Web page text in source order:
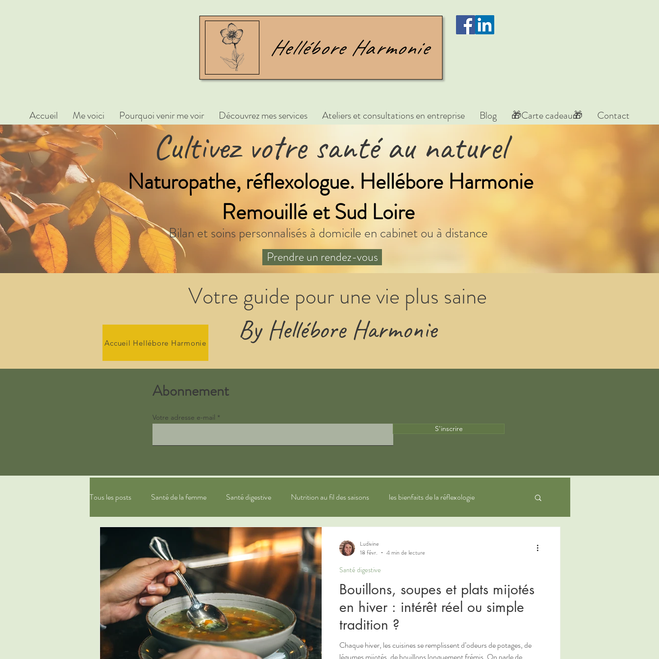
Accueil Me voici Pourquoi venir me voir Découvrez mes services Ateliers et consultations en entreprise Blog 🎁Carte cadeau🎁 Contact
Cultivez votre santé au naturel
Naturopathe, réflexologue. Hellébore Harmonie
Remouillé et Sud Loire
Bilan et soins personnalisés à domicile en cabinet ou à distance
Prendre un rendez-vous
Accueil Hellébore Harmonie
Votre guide pour une vie plus saine
By Hellébore Harmonie
Abonnement
Votre adresse e-mail
S'inscrire
Tous les posts Santé de la femme Santé digestive Nutrition au fil des saisons les bienfaits de la réflexologie
gestion du stress, relaxation phytothérapie sommeil bien-être
Bouillons, soupes et plats mijotés
en hiver : intérêt réel ou simple
tradition ?
Chaque hiver, les cuisines se remplissent d’odeurs de potages, de
Santé digestive
Ludivine
18 févr.
4 min de lecture